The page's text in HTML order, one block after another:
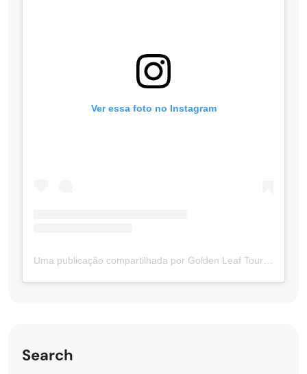
Ver essa foto no Instagram
Uma publicação compartilhada por Golden Leaf Tours | Tours Guiados em Português no Canadá 🇨🇦 (@goldenleaftours)
Search